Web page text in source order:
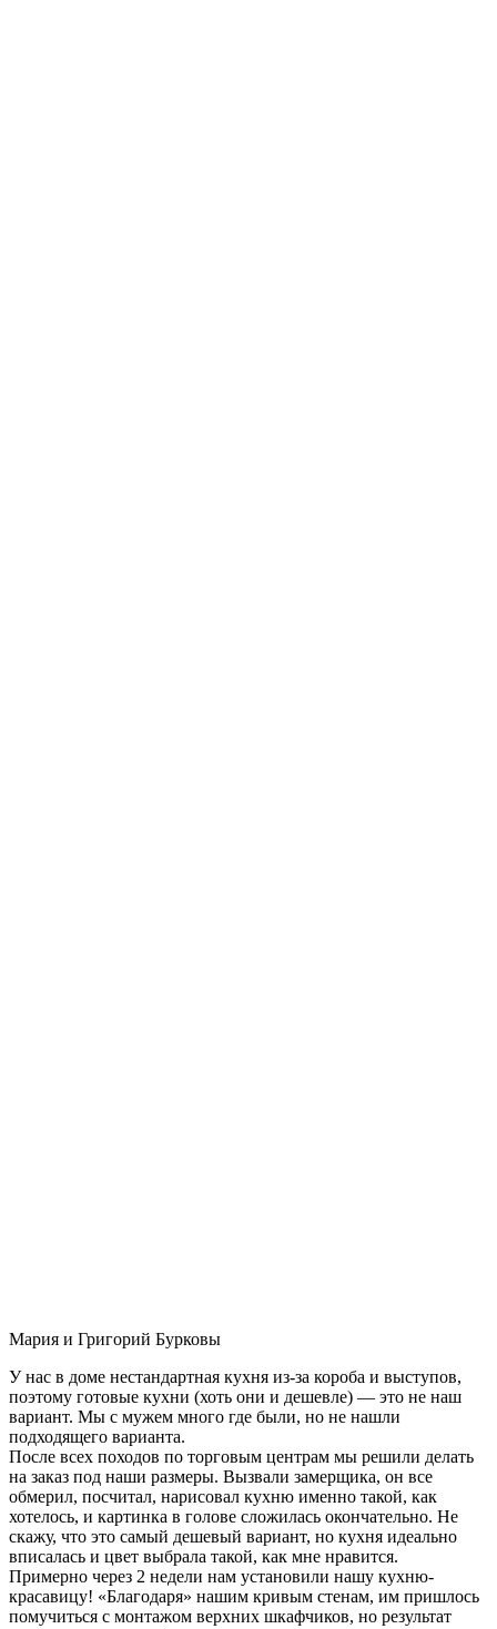
Мария и Григорий Бурковы
У нас в доме нестандартная кухня из-за короба и выступов,
поэтому готовые кухни (хоть они и дешевле) — это не наш
вариант. Мы с мужем много где были, но не нашли
подходящего варианта.
После всех походов по торговым центрам мы решили делать
на заказ под наши размеры. Вызвали замерщика, он все
обмерил, посчитал, нарисовал кухню именно такой, как
хотелось, и картинка в голове сложилась окончательно. Не
скажу, что это самый дешевый вариант, но кухня идеально
вписалась и цвет выбрала такой, как мне нравится.
Примерно через 2 недели нам установили нашу кухню-
красавицу! «Благодаря» нашим кривым стенам, им пришлось
помучиться с монтажом верхних шкафчиков, но результат